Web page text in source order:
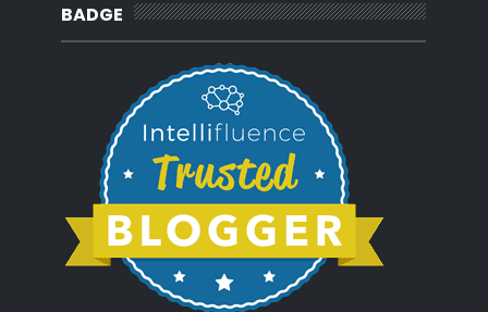
BADGE